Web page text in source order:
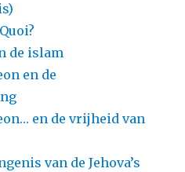
de islam
en de
en de vrijheid van
van de Jehova’s